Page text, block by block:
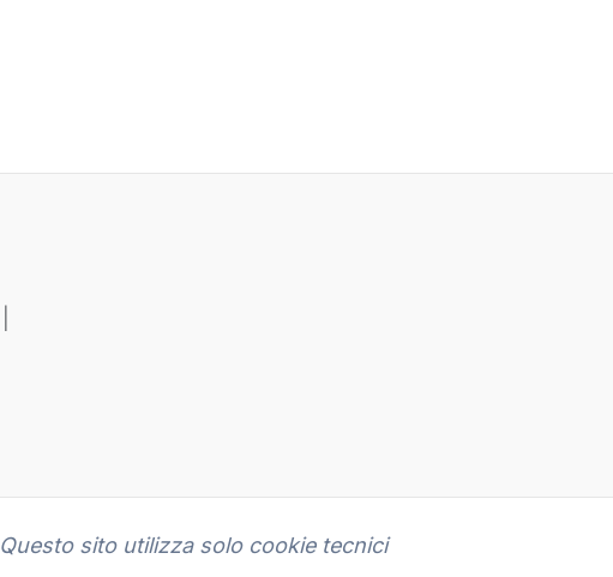
Questo sito utilizza solo cookie tecnici